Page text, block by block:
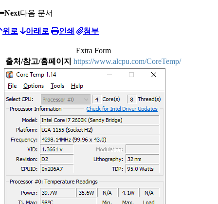
Next다음 문서
위로 아래로 인쇄 첨부
Extra Form
출처/참고/홈페이지 https://www.alcpu.com/CoreTemp/